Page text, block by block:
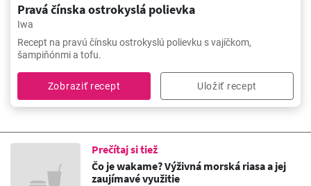
Pravá čínska ostrokyslá polievka
Iwa
Recept na pravú čínsku ostrokyslú polievku s vajíčkom,
šampiňónmi a tofu.
Zobraziť recept Uložiť recept
Prečítaj si tiež
Čo je wakame? Výživná morská riasa a jej
zaujímavé využitie